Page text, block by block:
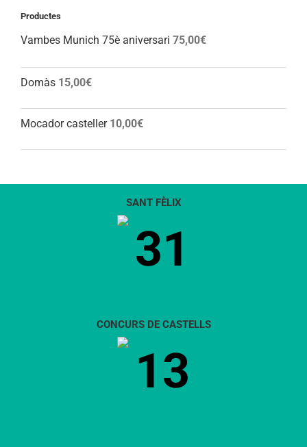
Productes
Vambes Munich 75è aniversari 75,00€
Domàs 15,00€
Mocador casteller 10,00€
SANT FÈLIX
31
CONCURS DE CASTELLS
13